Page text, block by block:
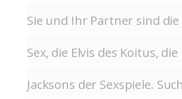
Sie und Ihr Partner sind die
Sex, die Elvis des Koitus,
Jacksons der Sexspiele.